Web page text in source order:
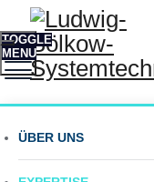
Ihr
TOGGLE
MENU
ÜBER UNS